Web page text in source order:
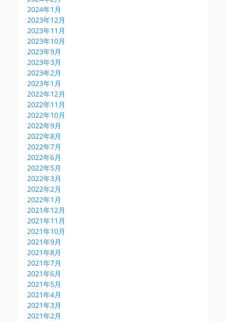
2024年1月
2023年12月
2023年11月
2023年10月
2023年9月
2023年3月
2023年2月
2023年1月
2022年12月
2022年11月
2022年10月
2022年9月
2022年8月
2022年7月
2022年6月
2022年5月
2022年3月
2022年2月
2022年1月
2021年12月
2021年11月
2021年10月
2021年9月
2021年8月
2021年7月
2021年6月
2021年5月
2021年4月
2021年3月
2021年2月